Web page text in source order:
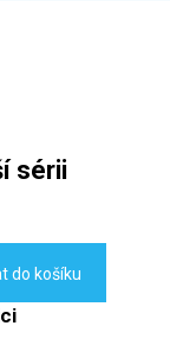
sérii
do košíku